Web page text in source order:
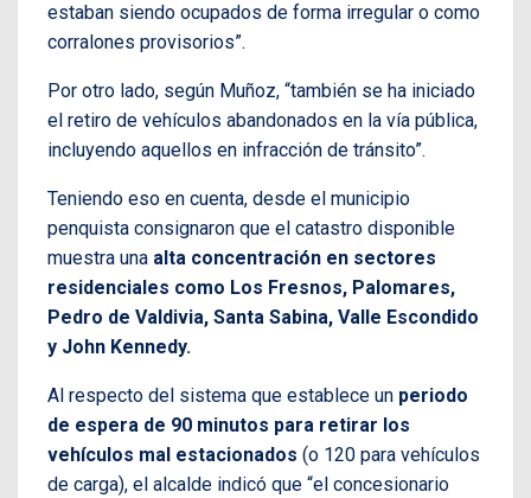
estaban siendo ocupados de forma irregular o como
corralones provisorios”.
Por otro lado, según Muñoz, “también se ha iniciado
el retiro de vehículos abandonados en la vía pública,
incluyendo aquellos en infracción de tránsito”.
Teniendo eso en cuenta, desde el municipio
penquista consignaron que el catastro disponible
muestra una alta concentración en sectores
residenciales como Los Fresnos, Palomares,
Pedro de Valdivia, Santa Sabina, Valle Escondido
y John Kennedy.
Al respecto del sistema que establece un periodo
de espera de 90 minutos para retirar los
vehículos mal estacionados (o 120 para vehículos
de carga), el alcalde indicó que “el concesionario